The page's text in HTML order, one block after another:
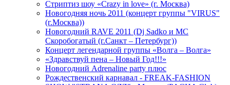
Стриптиз шоу «Crazy in love» (г. Москва)
Новогодняя ночь 2011 (концерт группы "VIRUS"
(г.Москва))
Новогодний RAVE 2011 (Dj Sadko и MC
Скоробогатый (г.Санкт – Петербург))
Концерт легендарной группы «Волга – Волга»
«Здравствуй пена – Новый Год!!!»
Новогодний Adrenaline party плюс
Рождественский карнавал - FREAK-FASHION